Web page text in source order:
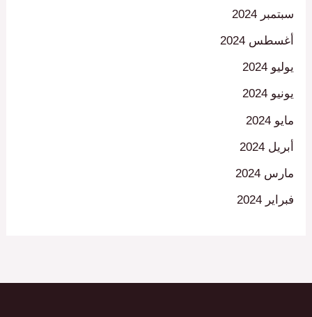
سبتمبر 2024
أغسطس 2024
يوليو 2024
يونيو 2024
مايو 2024
أبريل 2024
مارس 2024
فبراير 2024